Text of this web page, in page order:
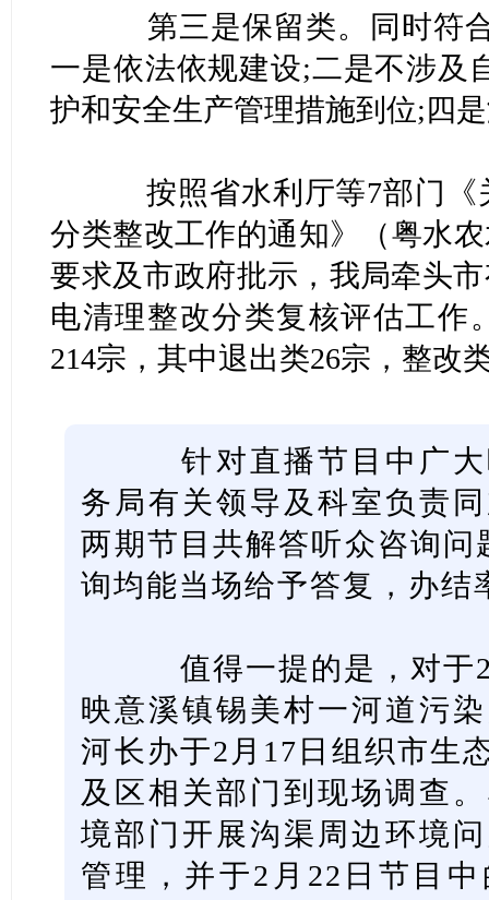
第三是保留类。同时符合
一是依法依规建设;二是不涉及
护和安全生产管理措施到位;四
按照省水利厅等7部门《
分类整改工作的通知》（粤水
要求及市政府批示，我局牵头
电清理整改分类复核评估工作
214宗，其中退出类26宗，整改
针对直播节目中广大
务局有关领导及科室负责
两期节目共解答听众咨询
询均能当场给予答复，办结
值得一提的是，对于2
映意溪镇锡美村一河道污
河长办于2月17日组织市生
及区相关部门到现场调查
境部门开展沟渠周边环境
管理，并于2月22日节目